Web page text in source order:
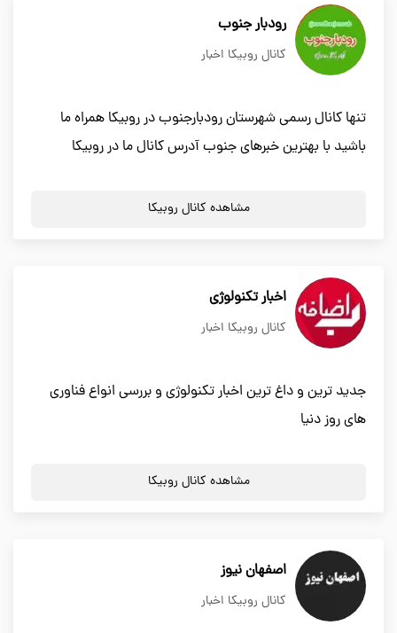
رودبار جنوب
کانال روبیکا اخبار
تنها کانال رسمی شهرستان رودبارجنوب در روبیکا همراه ما
باشید با بهترین خبرهای جنوب آدرس کانال ما در روبیکا
مشاهده کانال روبیکا
اخبار تکنولوژی
کانال روبیکا اخبار
جدید ترین و داغ ترین اخبار تکنولوژی و بررسی انواع فناوری
های روز دنیا
مشاهده کانال روبیکا
اصفهان نیوز
کانال روبیکا اخبار